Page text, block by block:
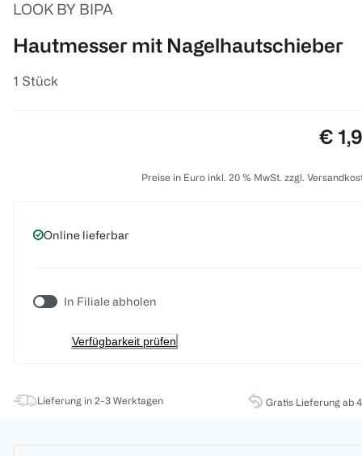
LOOK BY BIPA
Hautmesser mit Nagelhautschieber
1 Stück
€
Preise in Euro inkl. 20 % MwSt. zzgl.
Online lieferbar
In Filiale abholen
Verfügbarkeit prüfen
Lieferung in 2-3 Werktagen Gratis Lieferung ab